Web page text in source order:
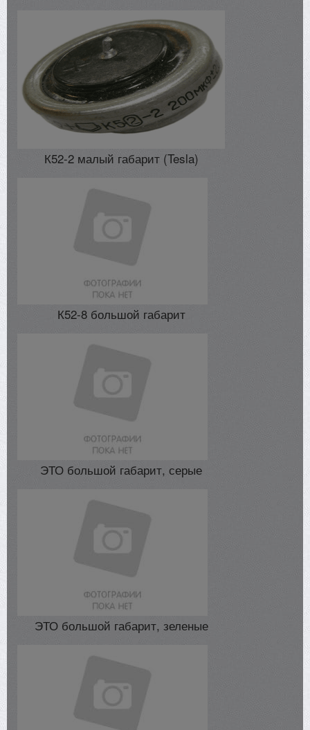
К52-2 малый габарит (Tesla)
К52-8 большой габарит
ЭТО большой габарит, серые
ЭТО большой габарит, зеленые